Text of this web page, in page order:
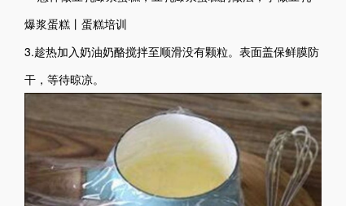
3.趁热加入奶油奶酪搅拌至顺滑没有颗粒。表面盖保鲜膜防
干，等待晾凉。